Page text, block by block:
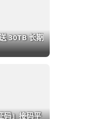
30TB 长期
码」接码平